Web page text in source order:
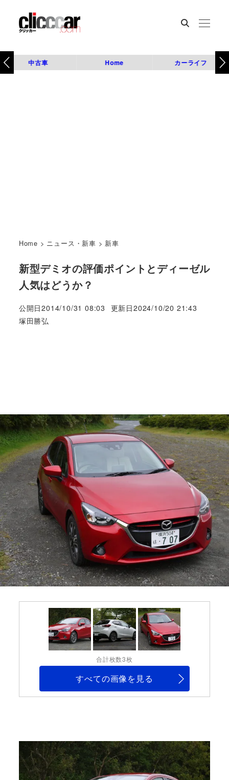
中古車 Home カーライフ
Home > ニュース・新車 > 新車
新型デミオの評価ポイントとディーゼル
人気はどうか？
公開日2014/10/31 08:03 更新日2024/10/20 21:43
著
塚田勝弘
合計枚数3枚
すべての画像を見る